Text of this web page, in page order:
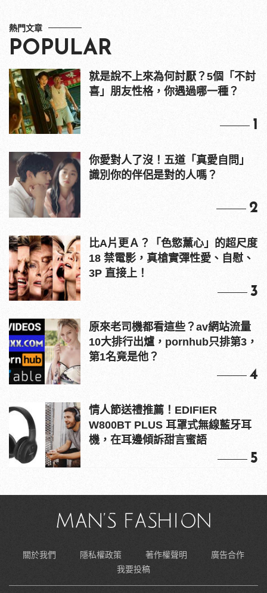
熱門文章
POPULAR
就是說不上來為何討厭？5個「不討
喜」朋友性格，你遇過哪一種？
1
你愛對人了沒！五道「真愛自問」
識別你的伴侶是對的人嗎？
2
比A片更Ａ？「色慾薰心」的超尺度
18 禁電影，真槍實彈性愛、自慰、
3P 直接上！
3
原來老司機都看這些？av網站流量
10大排行出爐，pornhub只排第3，
第1名竟是他？
4
情人節送禮推薦！EDIFIER
W800BT PLUS 耳罩式無線藍牙耳
機，在耳邊傾訴甜言蜜語
5
關於我們 隱私權政策 著作權聲明
廣告合作
我要投稿